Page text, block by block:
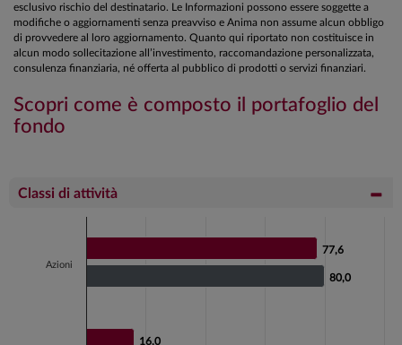
esclusivo rischio del destinatario. Le Informazioni possono essere soggette a
modifiche o aggiornamenti senza preavviso e Anima non assume alcun obbligo
di provvedere al loro aggiornamento. Quanto qui riportato non costituisce in
alcun modo sollecitazione all’investimento, raccomandazione personalizzata,
consulenza finanziaria, né offerta al pubblico di prodotti o servizi finanziari.
Scopri come è composto il portafoglio del
fondo
Classi di attività
View as data table, Chart
77,6
77,6
16,0
16,0
80,0
80,0
Azioni